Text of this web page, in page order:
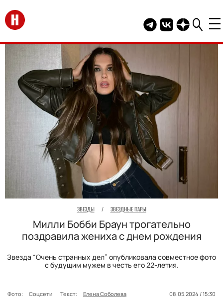
Перейти на главную
Telegram канал
Группа HELLO
Канал
ЗВЕЗДЫ / ЗВЕЗДНЫЕ ПАРЫ
Милли Бобби Браун трогательно
поздравила жениха с днем рождения
Звезда “Очень странных дел” опубликовала совместное фото
с будущим мужем в честь его 22-летия.
Фото: Соцсети Текст: Елена Соболева
08.05.2024 / 15:30